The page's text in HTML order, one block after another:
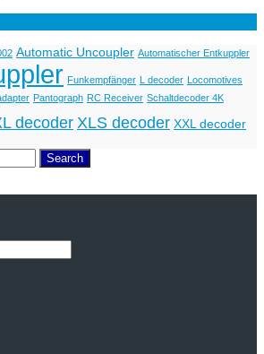
Automatic Uncoupler Automatischer Entkuppler
Funkempfänger L decoder
Locomotives
Pantograph RC Receiver Schaltdecoder 4K
decoder XLS decoder XXL decoder